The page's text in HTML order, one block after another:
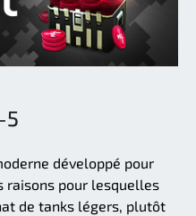
5
développé pour
raisons pour lesquelles
de tanks légers, plutôt